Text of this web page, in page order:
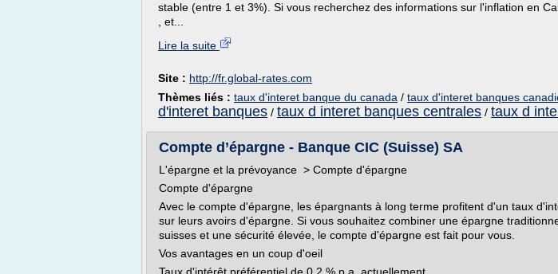
stable (entre 1 et 3%). Si vous recherchez des informations sur l'inflation en
, et...
Lire la suite
Site : http://fr.global-rates.com
Thèmes liés : taux d'interet banque du canada / taux d'interet banques
d'interet banques / taux d interet banques centrales / taux d
Compte d’épargne - Banque CIC (Suisse) SA
L'épargne et la prévoyance > Compte d'épargne
Compte d'épargne
Avec le compte d'épargne, les épargnants à long terme profitent d'un taux
sur leurs avoirs d'épargne. Si vous souhaitez combiner une épargne
suisses et une sécurité élevée, le compte d'épargne est fait pour vous.
Vos avantages en un coup d'oeil